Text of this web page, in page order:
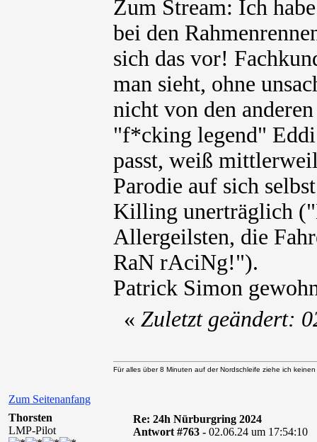
Zum Stream: Ich
bei den
sich das vor!
man sieht, ohne
nicht von den
"f*cking legend"
passt, weiß
Parodie auf sich
Killing unerträglich
Allergeilsten, die
RaN rAciNg!").
Patrick Simon
Zum Seitenanfang
« Zuletzt geändert:
Für alles über 8 Minuten auf der Nordschleife ziehe ich keinen
Thorsten
LMP-Pilot
Re: 24h Nürburgring 2024
Antwort #763 - 02.06.24 um 17:54:10